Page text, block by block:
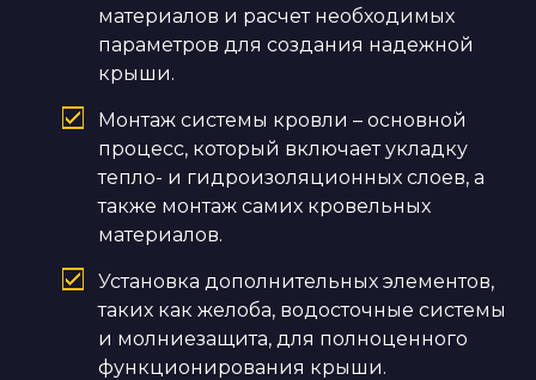
материалов и расчет необходимых
параметров для создания надежной
крыши.
Монтаж системы кровли – основной
процесс, который включает укладку
тепло- и гидроизоляционных слоев, а
также монтаж самих кровельных
материалов.
Установка дополнительных элементов,
таких как желоба, водосточные системы
и молниезащита, для полноценного
функционирования крыши.